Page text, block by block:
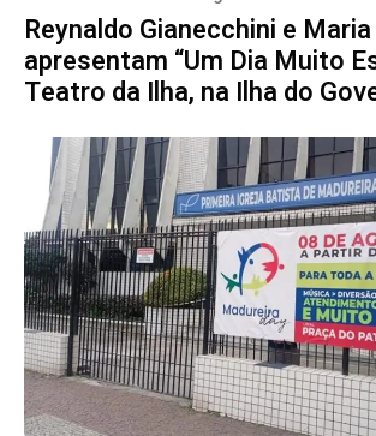
Reynaldo Gianecchini e
apresentam “Um Dia Muito
Teatro da Ilha, na Ilha do